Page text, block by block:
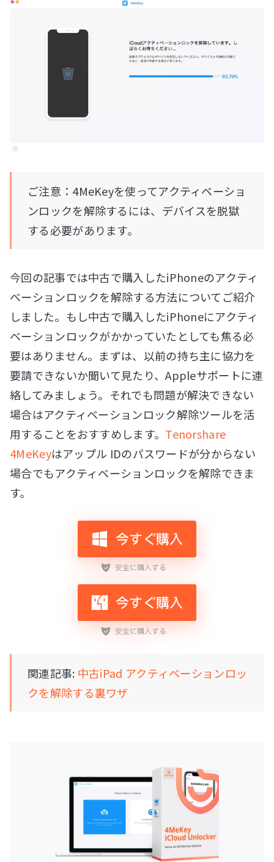
ご注意：4MeKeyを使ってアクティベーショ
ンロックを解除するには、デバイスを脱獄
する必要があります。
今回の記事では中古で購入したiPhoneのアクティ
ベーションロックを解除する方法についてご紹介
しました。もし中古で購入したiPhoneにアクティ
ベーションロックがかかっていたとしても焦る必
要はありません。まずは、以前の持ち主に協力を
要請できないか聞いて見たり、Appleサポートに連
絡してみましょう。それでも問題が解決できない
場合はアクティベーションロック解除ツールを活
用することをおすすめします。 Tenorshare
4MeKeyはアップル IDのパスワードが分からない
場合でもアクティベーションロックを解除できま
す。
関連記事: 中古iPad アクティベーションロッ
クを解除する裏ワザ